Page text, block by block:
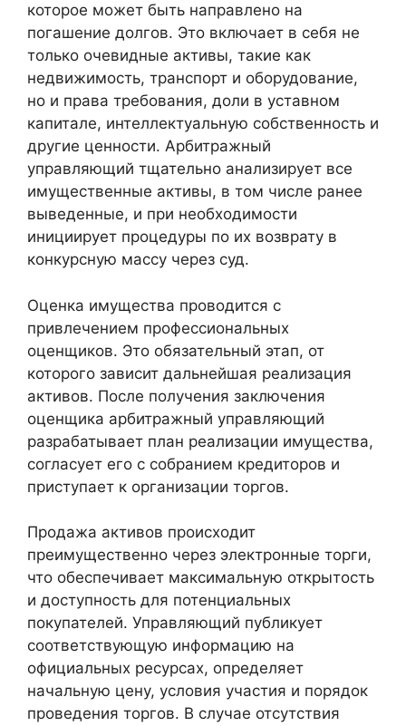
которое может быть направлено на
погашение долгов. Это включает в себя не
только очевидные активы, такие как
недвижимость, транспорт и оборудование,
но и права требования, доли в уставном
капитале, интеллектуальную собственность и
другие ценности. Арбитражный
управляющий тщательно анализирует все
имущественные активы, в том числе ранее
выведенные, и при необходимости
инициирует процедуры по их возврату в
конкурсную массу через суд.
Оценка имущества проводится с
привлечением профессиональных
оценщиков. Это обязательный этап, от
которого зависит дальнейшая реализация
активов. После получения заключения
оценщика арбитражный управляющий
разрабатывает план реализации имущества,
согласует его с собранием кредиторов и
приступает к организации торгов.
Продажа активов происходит
преимущественно через электронные торги,
что обеспечивает максимальную открытость
и доступность для потенциальных
покупателей. Управляющий публикует
соответствующую информацию на
официальных ресурсах, определяет
начальную цену, условия участия и порядок
проведения торгов. В случае отсутствия